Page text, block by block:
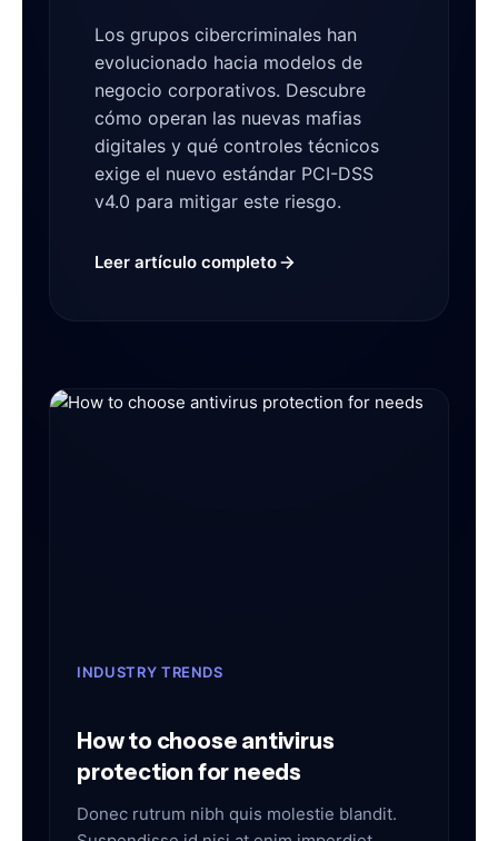
Los grupos cibercriminales han
evolucionado hacia modelos de
negocio corporativos. Descubre
cómo operan las nuevas mafias
digitales y qué controles técnicos
exige el nuevo estándar PCI-DSS
v4.0 para mitigar este riesgo.
Leer artículo completo
INDUSTRY TRENDS
How to choose antivirus
protection for needs
Donec rutrum nibh quis molestie blandit.